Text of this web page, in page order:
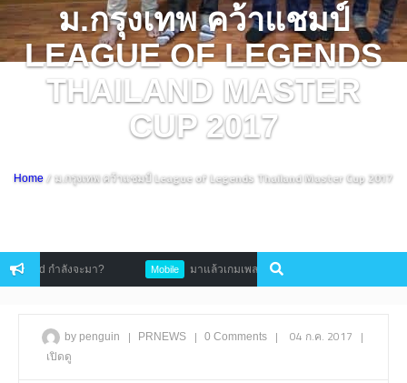
ม.กรุงเทพ คว้าแชมป์
LEAGUE OF LEGENDS
THAILAND MASTER
CUP 2017
Home / ม.กรุงเทพ คว้าแชมป์ League of Legends Thailand Master Cup 2017
กำลังจะมา? มาแล้วเกมเพลย์ 4 สายอาชีพ จาก Dragon Nest
by penguin | PRNEWS | 0 Comments | 04 ก.ค. 2017 |
เปิดดู